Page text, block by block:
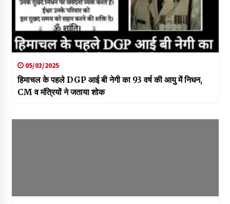
05/03/2025
हिमाचल के पहले DGP आई बी नेगी का 93 वर्ष की आयु में निधन,
CM व मंत्रियों ने जताया शोक